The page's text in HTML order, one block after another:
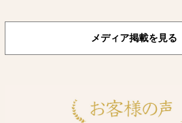
メディア掲載を見る